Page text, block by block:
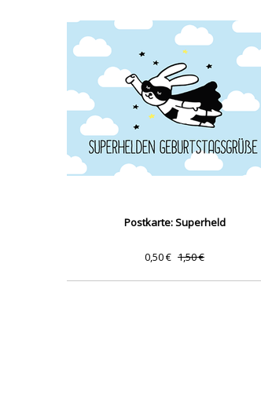
Postkarte: Superheld
0,50 € 1,50 €